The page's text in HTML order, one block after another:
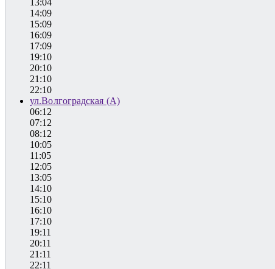
13:04
14:09
15:09
16:09
17:09
19:10
20:10
21:10
22:10
ул.Волгоградская (А)
06:12
07:12
08:12
10:05
11:05
12:05
13:05
14:10
15:10
16:10
17:10
19:11
20:11
21:11
22:11